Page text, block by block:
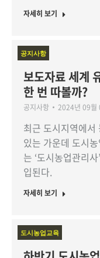
자세히 보기
공지사항
보도자료 세계
한 번 따볼까?
공지사항 2024년 09월
최근 도시지역에서
있는 가운데 도시
는 ‘도시농업관리
입된다.
자세히 보기
도시농업교육